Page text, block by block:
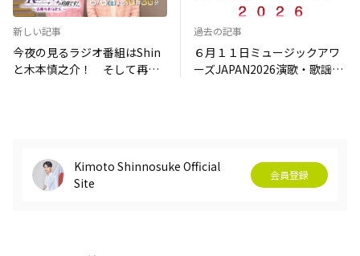
新しい記事
今夜の見るラジオ番組はShin
と木本慎之介！ そして再放
過去の記事
６月１１日ミュージックアワ
ーズJAPAN2026演歌・歌謡曲
Kimoto Shinnosuke Official
Site
会員登録